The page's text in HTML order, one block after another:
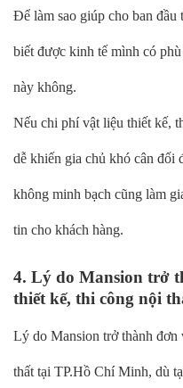
Để làm sao giúp cho ban
biết được kinh tế mình có
này không.
Nếu chi phí vật liệu thiết kế,
dễ khiến gia chủ khó cân
không minh bạch cũng làm
tin cho khách hàng.
4. Lý do Mansion trở
thiết kế, thi công nội
Lý do Mansion trở thành đơn
thất tại TP.Hồ Chí Minh, dù